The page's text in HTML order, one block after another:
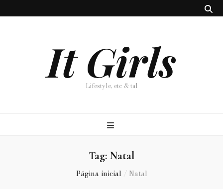
It Girls
Lifestyle, etc & tal
Tag: Natal
Página inicial / Natal